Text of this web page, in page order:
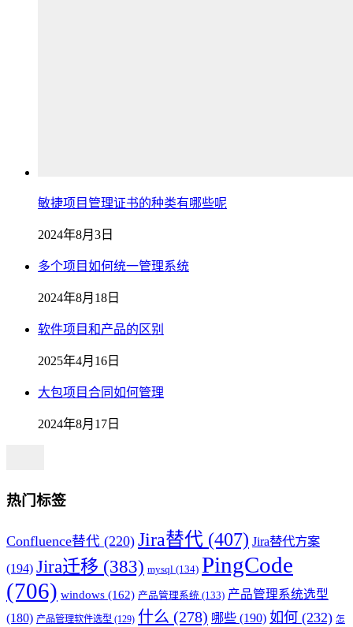
敏捷项目管理证书的种类有哪些呢
2024年8月3日
多个项目如何统一管理系统
2024年8月18日
软件项目和产品的区别
2025年4月16日
大包项目合同如何管理
2024年8月17日
热门标签
Confluence替代 (220) Jira替代 (407) Jira替代方案
(194) Jira迁移 (383) mysql (134) PingCode
(706) windows (162) 产品管理系统 (133) 产品管理系统选型
(180) 产品管理软件选型 (129) 什么 (278) 哪些 (190) 如何 (232) 怎